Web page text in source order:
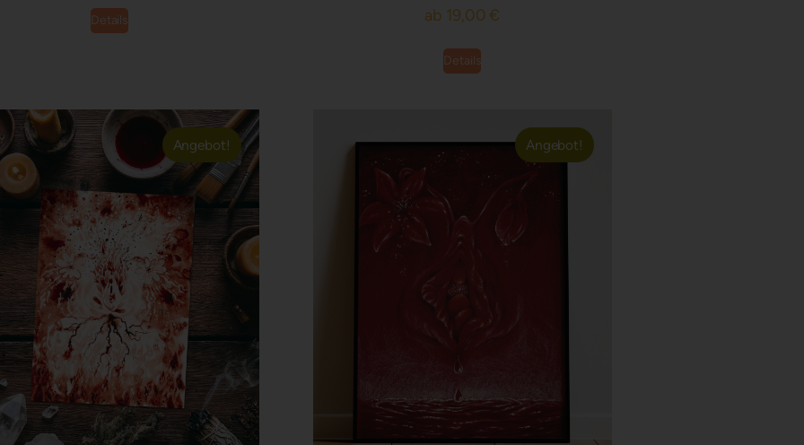
Details ab 19,00€
Details
Angebot! Angebot!